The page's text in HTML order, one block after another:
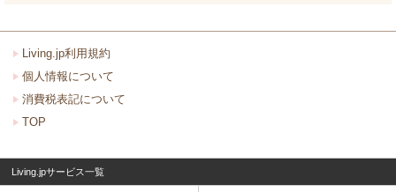
Living.jp利用規約
個人情報について
消費税表記について
TOP
Living.jpサービス一覧